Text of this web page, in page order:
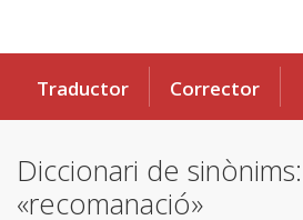
Traductor Corrector
Diccionari de sinònims:
«recomanació»